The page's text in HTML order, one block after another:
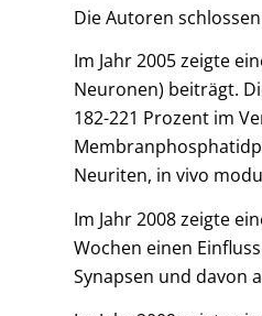
Die Autoren
Im Jahr 2005 zeigte
Neuronen) beiträgt.
182-221 Prozent im
Neuriten, in vivo
Im Jahr 2008 zeigte
Wochen einen
Synapsen und davon